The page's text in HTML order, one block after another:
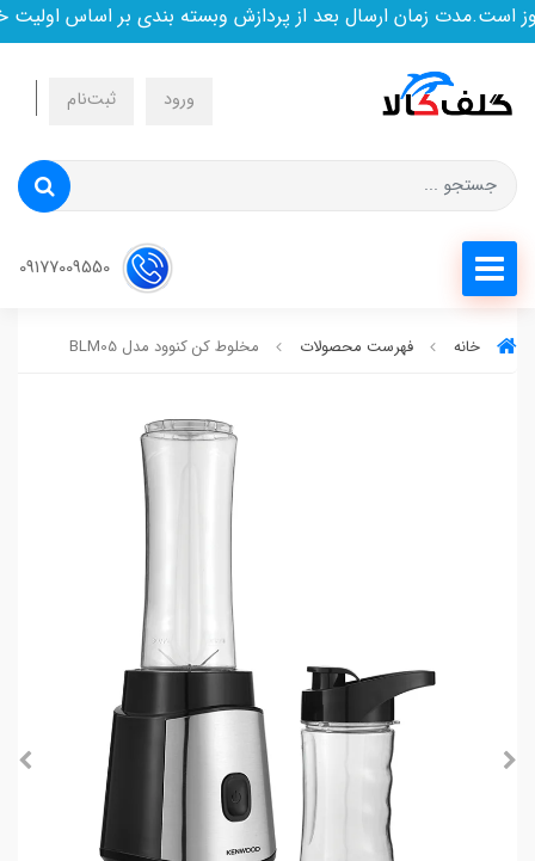
زمان ارسال بعد از پردازش وبسته بندی بر اساس اولیت
ورود ثبت‌نام
خانه فهرست محصولات مخلوط کن کنوود مدل BLM05